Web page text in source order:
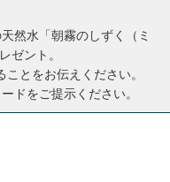
然水「朝霧のしずく（ミ
ゼント。
とをお伝えください。
ドをご提示ください。